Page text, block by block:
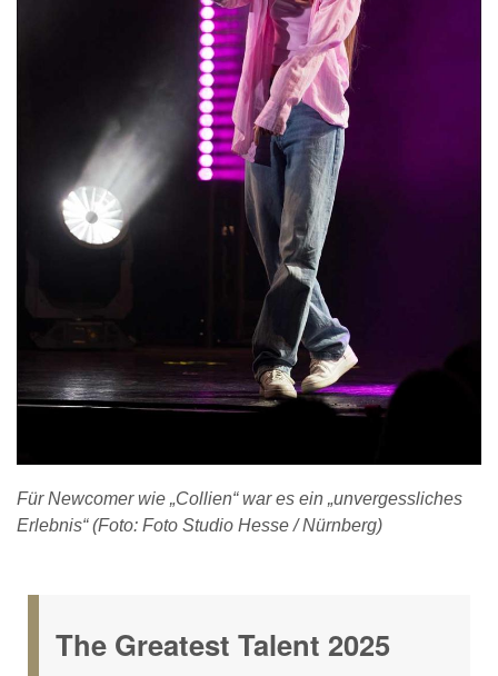
Für Newcomer wie „Collien“ war es ein „unvergessliches
Erlebnis“ (Foto: Foto Studio Hesse / Nürnberg)
The Greatest Talent 2025